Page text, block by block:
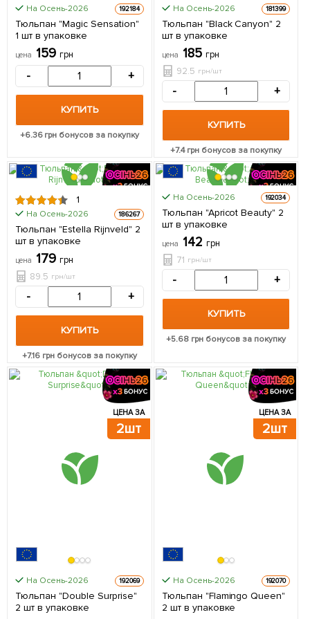
На Осень-2026 192184
Тюльпан "Magic Sensation"
1 шт в упаковке
цена 159 грн
- +
КУПИТЬ
+6.36грн бонусов за покупку
На Осень-2026 181399
Тюльпан "Black Canyon" 2
шт в упаковке
цена 185 грн
92.5 грн/шт
- +
КУПИТЬ
+7.4грн бонусов за покупку
ЦЕНА ЗА
2шт
1
На Осень-2026 186267
Тюльпан "Estella Rijnveld" 2
шт в упаковке
цена 179 грн
89.5 грн/шт
- +
КУПИТЬ
+7.16 грн бонусов за покупку
2шт
На Осень-2026 192034
Тюльпан "Apricot Beauty" 2
шт в упаковке
цена 142 грн
71 грн/шт
- +
КУПИТЬ
+5.68 грн бонусов за покупку
ЦЕНА ЗА
2шт
На Осень-2026 192069
Тюльпан "Double Surprise"
2 шт в упаковке
ЦЕНА ЗА
2шт
На Осень-2026 192070
Тюльпан "Flamingo Queen"
2 шт в упаковке